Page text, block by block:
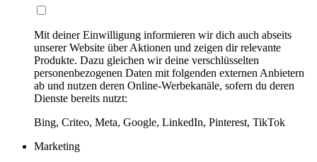
Mit deiner Einwilligung informieren wir dich auch abseits
unserer Website über Aktionen und zeigen dir relevante
Produkte. Dazu gleichen wir deine verschlüsselten
personenbezogenen Daten mit folgenden externen Anbietern
ab und nutzen deren Online-Werbekanäle, sofern du deren
Dienste bereits nutzt:
Bing, Criteo, Meta, Google, LinkedIn, Pinterest, TikTok
Marketing